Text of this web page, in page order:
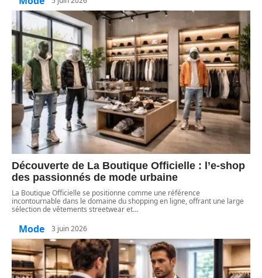
Découverte de La Boutique Officielle : l’e-shop
des passionnés de mode urbaine
La Boutique Officielle se positionne comme une référence
incontournable dans le domaine du shopping en ligne, offrant une large
sélection de vêtements streetwear et…
Mode 3 juin 2026